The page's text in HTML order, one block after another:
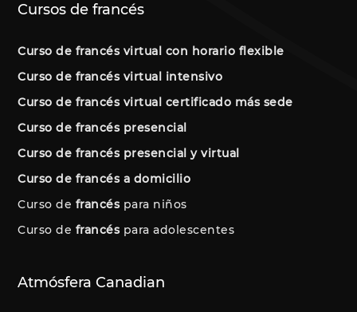
Cursos de francés
Curso de francés virtual con horario flexible
Curso de francés virtual intensivo
Curso de francés virtual certificado más sede
Curso de francés presencial
Curso de francés presencial y virtual
Curso de francés a domicilio
Curso de francéspara niños
Curso de francéspara adolescentes
Atmósfera Canadian